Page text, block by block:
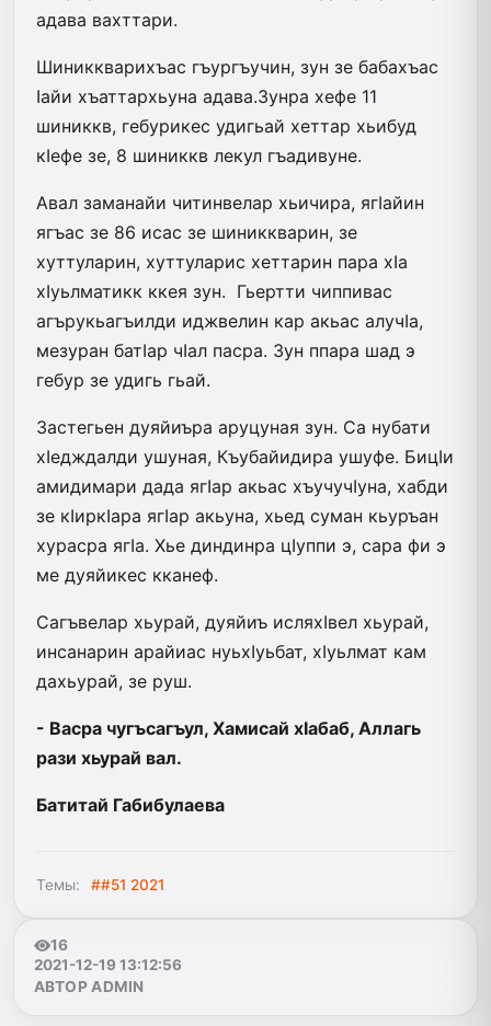
адава вахттари.
Шиниккварихъас гъургъучин, зун зе бабахъас
Iайи хъаттархьуна адава.Зунра хефе 11
шиниккв, гебурикес удигьай хеттар хьибуд
кIефе зе, 8 шиниккв лекул гъадивуне.
Авал заманайи читинвелар хьичира, ягIайин
ягъас зе 86 исас зе шиниккварин, зе
хуттуларин, хуттуларис хеттарин пара хIа
хIуьлматикк ккея зун. Гьертти чиппивас
агърукьагъилди иджвелин кар акьас алучIа,
мезуран батIар чIал пасра. Зун ппара шад э
гебур зе удигь гьай.
Застегьен дуяйиъра аруцуная зун. Са нубати
хIедждалди ушуная, Къубайидира ушуфе. БицIи
амидимари дада ягIар акьас хъучучIуна, хабди
зе кIиркIара ягIар акьуна, хьед суман кьуръан
хурасра ягIа. Хье диндинра цIуппи э, сара фи э
ме дуяйикес кканеф.
Сагъвелар хьурай, дуяйиъ исляхIвел хьурай,
инсанарин арайиас нуьхIуьбат, хIуьлмат кам
дахьурай, зе руш.
- Васра чугъсагъул, Хамисай хIабаб, Аллагь
рази хьурай вал.
Батитай Габибулаева
Темы: ##51 2021
16
2021-12-19 13:12:56
АВТОР ADMIN